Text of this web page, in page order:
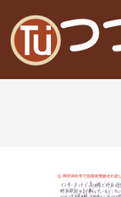
content
高